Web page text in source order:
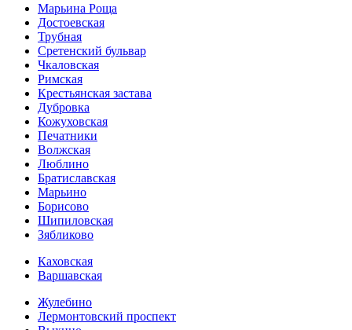
Марьина Роща
Достоевская
Трубная
Сретенский бульвар
Чкаловская
Римская
Крестьянская застава
Дубровка
Кожуховская
Печатники
Волжская
Люблино
Братиславская
Марьино
Борисово
Шипиловская
Зябликово
Каховская
Варшавская
Жулебино
Лермонтовский проспект